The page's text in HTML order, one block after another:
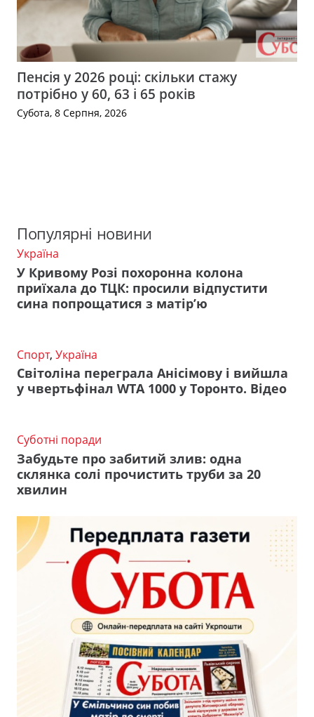
Пенсія у 2026 році: скільки стажу
потрібно у 60, 63 і 65 років
Субота, 8 Серпня, 2026
Популярні новини
Україна
У Кривому Розі похоронна колона
приїхала до ТЦК: просили відпустити
сина попрощатися з матір’ю
Спорт, Україна
Світоліна переграла Анісімову і вийшла
у чвертьфінал WTA 1000 у Торонто. Відео
Суботні поради
Забудьте про забитий злив: одна
склянка солі прочистить труби за 20
хвилин